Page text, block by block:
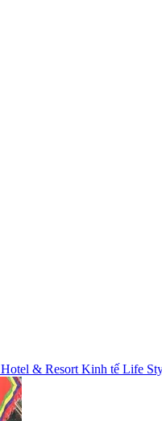
Hotel & Resort Kinh tế Life